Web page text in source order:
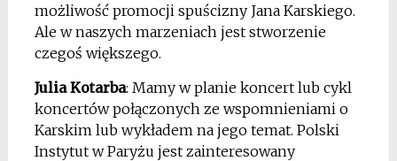
możliwość promocji spuścizny Jana Karskiego.
Ale w naszych marzeniach jest stworzenie
czegoś większego.
Julia Kotarba: Mamy w planie koncert lub cykl
koncertów połączonych ze wspomnieniami o
Karskim lub wykładem na jego temat. Polski
Instytut w Paryżu jest zainteresowany